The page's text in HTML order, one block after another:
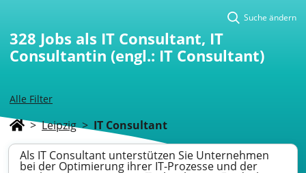
Alle Filter
Suche ändern
328 Jobs als IT Consultant, IT
Consultantin (engl.: IT Consultant)
> Leipzig > IT Consultant
Als IT Consultant unterstützen Sie Unternehmen
bei der Optimierung ihrer IT-Prozesse und der